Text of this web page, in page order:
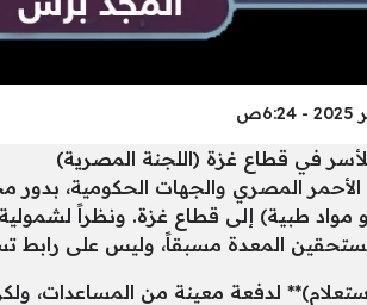
في قطاع غزة (اللجنة المصرية)
الأحمر المصري والجهات الحكومية،
مواد طبية) إلى قطاع غزة. ونظراً
المعدة مسبقاً، وليس على رابط
لدفعة معينة من المساعدات،